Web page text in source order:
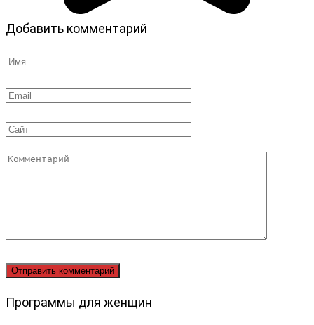
Добавить комментарий
Имя
Email
Сайт
Комментарий
Программы для женщин